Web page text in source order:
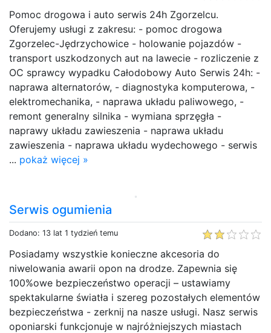
Pomoc drogowa i auto serwis 24h Zgorzelcu.
Oferujemy usługi z zakresu: - pomoc drogowa
Zgorzelec-Jędrzychowice - holowanie pojazdów -
transport uszkodzonych aut na lawecie - rozliczenie z
OC sprawcy wypadku Całodobowy Auto Serwis 24h: -
naprawa alternatorów, - diagnostyka komputerowa, -
elektromechanika, - naprawa układu paliwowego, -
remont generalny silnika - wymiana sprzęgła -
naprawy układu zawieszenia - naprawa układu
zawieszenia - naprawa układu wydechowego - serwis
... pokaż więcej »
Serwis ogumienia
Dodano: 13 lat 1 tydzień temu
Posiadamy wszystkie konieczne akcesoria do
niwelowania awarii opon na drodze. Zapewnia się
100%owe bezpieczeństwo operacji – ustawiamy
spektakularne światła i szereg pozostałych elementów
bezpieczeństwa - zerknij na nasze usługi. Nasz serwis
oponiarski funkcjonuje w najróżniejszych miastach